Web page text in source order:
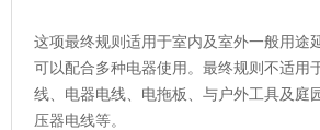
这项最终规则适用于室内及室外一般用途
可以配合多种电器使用。最终规则不适用
线、电器电线、电拖板、与户外工具及庭
压器电线等。